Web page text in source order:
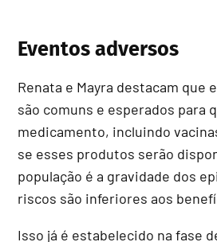
Eventos adversos
Renata e Mayra destacam que
são comuns e esperados para
medicamento, incluindo
se esses produtos serão
população é a gravidade dos
riscos são inferiores aos
Isso já é estabelecido na fase